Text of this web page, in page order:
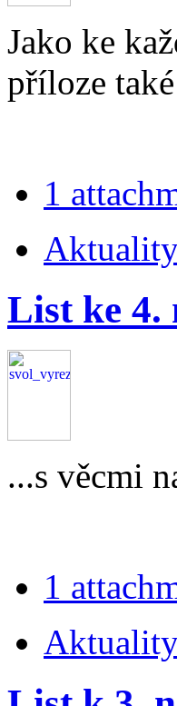
Jako ke
příloze
1
List ke 4.
...s věcmi
1